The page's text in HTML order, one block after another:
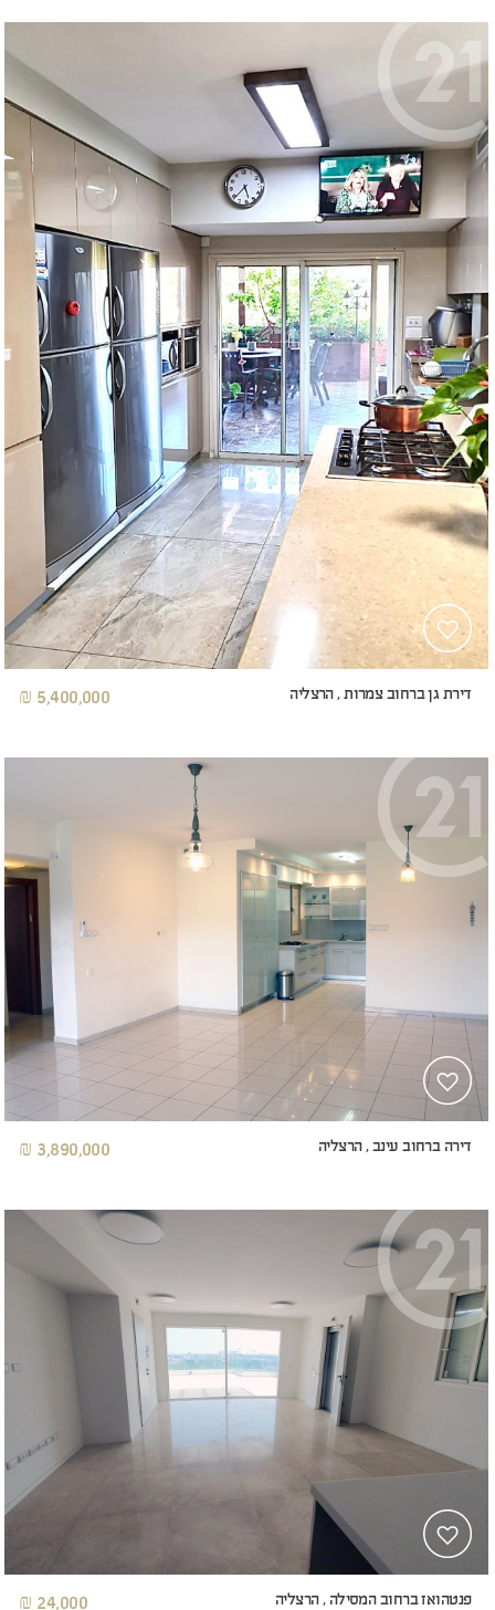
דירת גן ברחוב צמרות , הרצליה 5,400,000 ₪
דירה ברחוב עינב , הרצליה 3,890,000 ₪
פנטהואז ברחוב המסילה , הרצליה 24,000 ₪